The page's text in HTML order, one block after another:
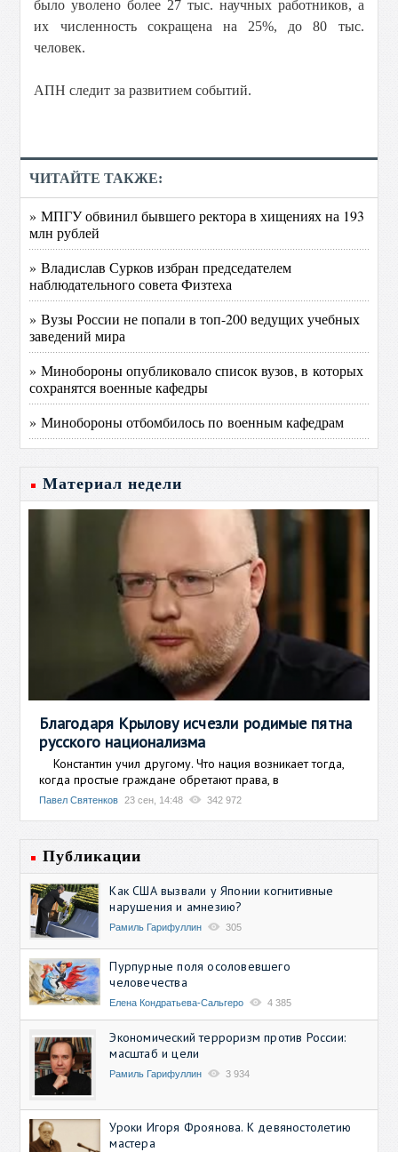
было уволено более 27 тыс. научных работников, а
их численность сокращена на 25%, до 80 тыс.
человек.
АПН следит за развитием событий.
ЧИТАЙТЕ ТАКЖЕ:
» МПГУ обвинил бывшего ректора в хищениях на 193
млн рублей
» Владислав Сурков избран председателем
наблюдательного совета Физтеха
» Вузы России не попали в топ-200 ведущих учебных
заведений мира
» Минобороны опубликовало список вузов, в которых
сохранятся военные кафедры
» Минобороны отбомбилось по военным кафедрам
Материал недели
Благодаря Крылову исчезли родимые пятна
русского национализма
Константин учил другому. Что нация возникает тогда,
когда простые граждане обретают права, в
Павел Святенков 23 сен, 14:48 342 972
Публикации
Как США вызвали у Японии когнитивные
нарушения и амнезию?
Рамиль Гарифуллин 305
Пурпурные поля осоловевшего
человечества
Елена Кондратьева-Сальгеро 4 385
Экономический терроризм против России:
масштаб и цели
Рамиль Гарифуллин 3 934
Уроки Игоря Фроянова. К девяностолетию
мастера